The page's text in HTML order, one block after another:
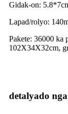
Gidak-on:
Lapad/rolyo:
Pakete: 36000 ka
102X34X32cm,
detalyado